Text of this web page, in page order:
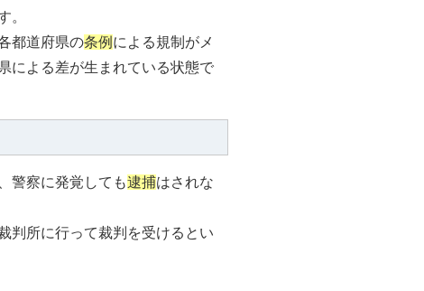
。
都道府県の条例 による規制がメ
による差が生まれている状態で
警察に発覚しても逮捕はされな
判所に行って裁判を受けるとい